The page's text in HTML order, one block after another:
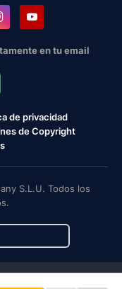
en tu email
de privacidad
de Copyright
S.L.U. Todos los